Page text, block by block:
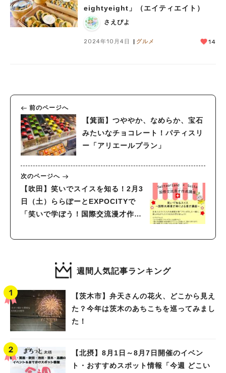
eightyeight」（エイティエイト）
さえぴよ
2024年10月4日 グルメ 14
前のページへ
【箕面】つややか、なめらか、宝石
みたいなチョコレート！パティスリ
ー「アリエールプラン」
次のページへ
【吹田】笑いでスイスを知る！2月3
日（土）ららぽーとEXPOCITYで
「笑いで学ぼう！国際交流漫才作成
週間人気記事ランキング
【茨木市】弁天さんの花火、どこから見え
た？今年は茨木のあちこちを巡ってみまし
た！
【北摂】8月1日～8月7日開催のイベン
ト・おすすめスポット情報「今週 どこい